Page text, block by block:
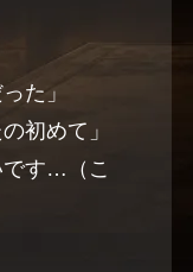
た」
初めて」
です…（こ